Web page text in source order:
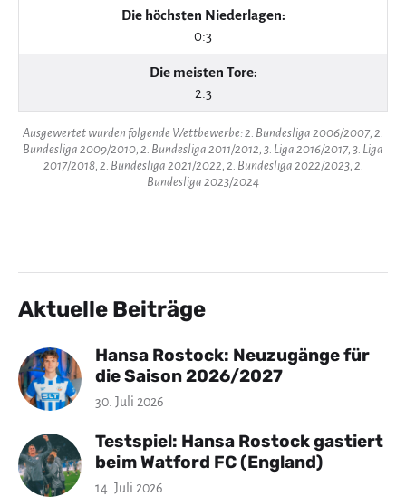
Die höchsten Niederlagen:
0:3
Die meisten Tore:
2:3
Ausgewertet wurden folgende Wettbewerbe: 2. Bundesliga 2006/2007, 2.
Bundesliga 2009/2010, 2. Bundesliga 2011/2012, 3. Liga 2016/2017, 3. Liga
2017/2018, 2. Bundesliga 2021/2022, 2. Bundesliga 2022/2023, 2.
Bundesliga 2023/2024
Aktuelle Beiträge
Hansa Rostock: Neuzugänge für
die Saison 2026/2027
30. Juli 2026
Testspiel: Hansa Rostock gastiert
beim Watford FC (England)
14. Juli 2026